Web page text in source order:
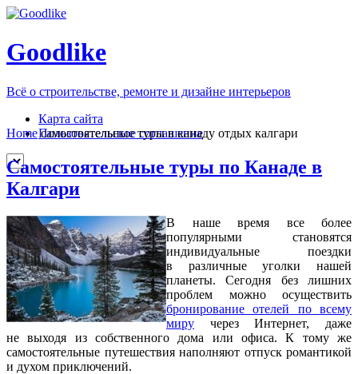
Goodlike
Всё о строительстве, ремонте и дизайне интерьеров
Карта сайта
Пользовательское соглашение
Home самостоятельные туры в канаду отдых калгари
Самостоятельные туры по Канаде в
Калгари
В наше время все более
популярными становятся
индивидуальные поездки
в различные уголки нашей
планеты. Сегодня без лишних
проблем можно осуществить
бронирование отелей по всему
миру через Интернет, даже
не выходя из собственного дома или офиса. К тому же
самостоятельные путешествия наполняют отпуск романтикой
и духом приключений.